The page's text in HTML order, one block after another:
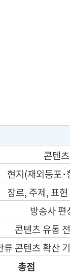
콘텐
현지(재외동포･
장르, 주제, 표
방송사 편
콘텐츠 유통
류 콘텐츠 확산
총점